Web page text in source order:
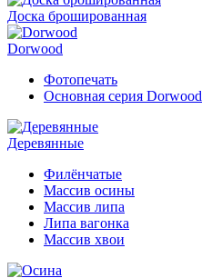
Доска брошированная
Dorwood
Фотопечать
Основная серия Dorwood
Деревянные
Филёнчатые
Массив осины
Массив липа
Липа вагонка
Массив хвои